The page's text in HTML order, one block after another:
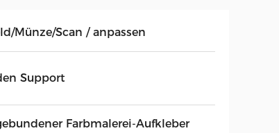
Münze/Scan / anpassen
Support
Farbmalerei-Aufkleber